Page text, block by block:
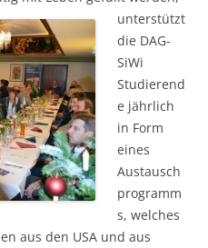
unterstützt
die DAG-
SiWi
Studierend
e jährlich
in Form
eines
Austausch
programm
s, welches
aus den USA und aus